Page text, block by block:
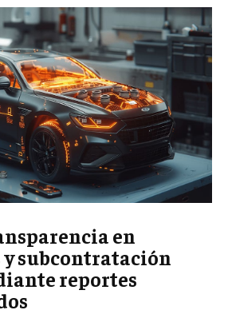
en
y subcontratación
reportes